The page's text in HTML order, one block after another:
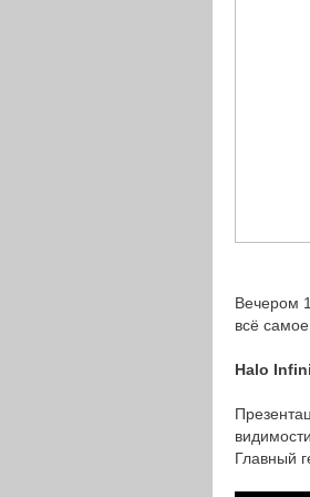
Вечером
всё самое
Halo
Главный